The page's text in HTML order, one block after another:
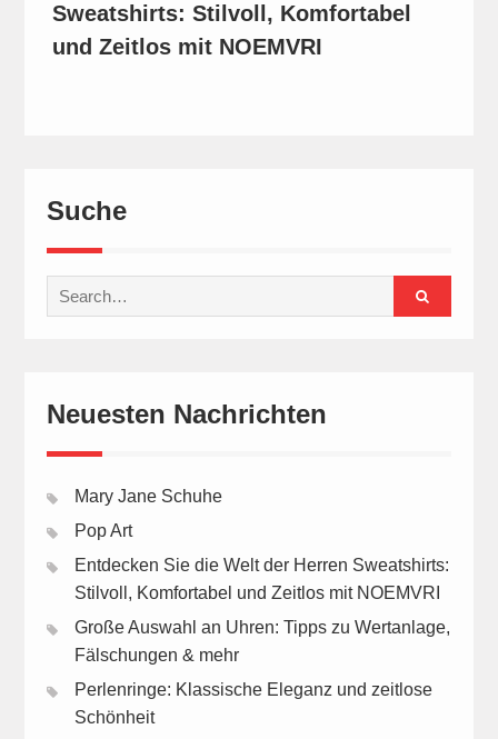
Sweatshirts: Stilvoll, Komfortabel
und Zeitlos mit NOEMVRI
Suche
Search
for:
Neuesten Nachrichten
Mary Jane Schuhe
Pop Art
Entdecken Sie die Welt der Herren Sweatshirts:
Stilvoll, Komfortabel und Zeitlos mit NOEMVRI
Große Auswahl an Uhren: Tipps zu Wertanlage,
Fälschungen & mehr
Perlenringe: Klassische Eleganz und zeitlose
Schönheit